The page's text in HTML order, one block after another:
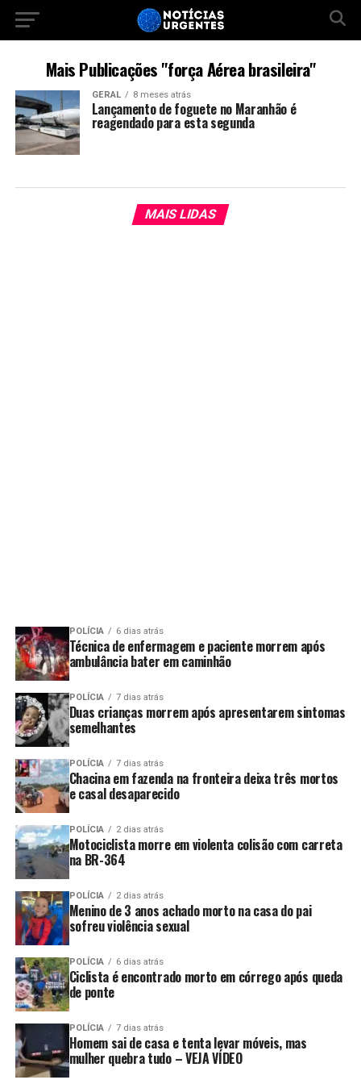
Mais Publicações "força Aérea brasileira"
GERAL 8 meses atrás
Lançamento de foguete no Maranhão é
reagendado para esta segunda
MAIS LIDAS
POLÍCIA 6 dias atrás
Técnica de enfermagem e paciente morrem após
ambulância bater em caminhão
POLÍCIA 7 dias atrás
Duas crianças morrem após apresentarem sintomas
semelhantes
POLÍCIA 7 dias atrás
Chacina em fazenda na fronteira deixa três mortos
e casal desaparecido
POLÍCIA 2 dias atrás
Motociclista morre em violenta colisão com carreta
na BR-364
POLÍCIA 2 dias atrás
Menino de 3 anos achado morto na casa do pai
sofreu violência sexual
POLÍCIA 6 dias atrás
Ciclista é encontrado morto em córrego após queda
de ponte
POLÍCIA 7 dias atrás
Homem sai de casa e tenta levar móveis, mas
mulher quebra tudo – VEJA VÍDEO